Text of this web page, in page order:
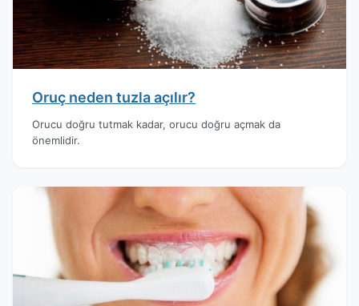
Oruç neden tuzla açılır?
Orucu doğru tutmak kadar, orucu doğru açmak da
önemlidir.